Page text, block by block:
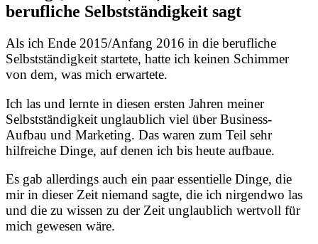
berufliche Selbstständigkeit sagt
Als ich Ende 2015/Anfang 2016 in die berufliche
Selbstständigkeit startete, hatte ich keinen Schimmer
von dem, was mich erwartete.
Ich las und lernte in diesen ersten Jahren meiner
Selbstständigkeit unglaublich viel über Business-
Aufbau und Marketing. Das waren zum Teil sehr
hilfreiche Dinge, auf denen ich bis heute aufbaue.
Es gab allerdings auch ein paar essentielle Dinge, die
mir in dieser Zeit niemand sagte, die ich nirgendwo las
und die zu wissen zu der Zeit unglaublich wertvoll für
mich gewesen wäre.